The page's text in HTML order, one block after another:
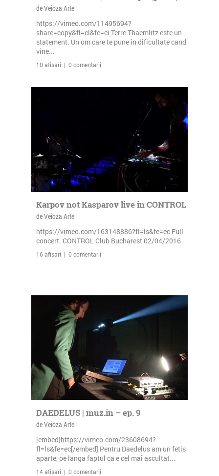
de Veioza Arte
https://vimeo.com/11495694?
share=copy&fl=cl&fe=ci Terre Thaemlitz este un
statement. Un om care te pune in dificultate cand
vine...
10 afisari | 0 comentarii
Karpov not Kasparov live in CONTROL
de Veioza Arte
https://vimeo.com/163148886?fl=ls&fe=ec Full
concert. CONTROL Club Bucharest 02/04/2016
16 afisari | 0 comentarii
DAEDELUS | muz.in – ep. 9
de Veioza Arte
[embed]https://vimeo.com/23608694?
fl=ls&fe=ec[/embed] Pentru Daedelus am un fetis
aparte, pe langa faptul ca e cel mai ascultat...
14 afisari | 0 comentarii